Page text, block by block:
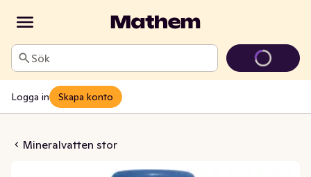
Sök
Logga in Skapa konto
Mineralvatten stor
Naturell